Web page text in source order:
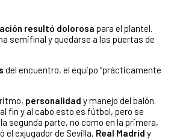
resultó dolorosa para el plantel.
semifinal y quedarse a las puertas de
del encuentro, el equipo “prácticamente
personalidad y manejo del balón.
fin y al cabo esto es fútbol, pero se
segunda parte, no como en la primera,
el exjugador de Sevilla, Real Madrid y